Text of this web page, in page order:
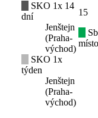
SKO 1x 14
dní
Jenštejn
(Praha-
východ)
SKO 1x
týden
Jenštejn
(Praha-
východ)
15